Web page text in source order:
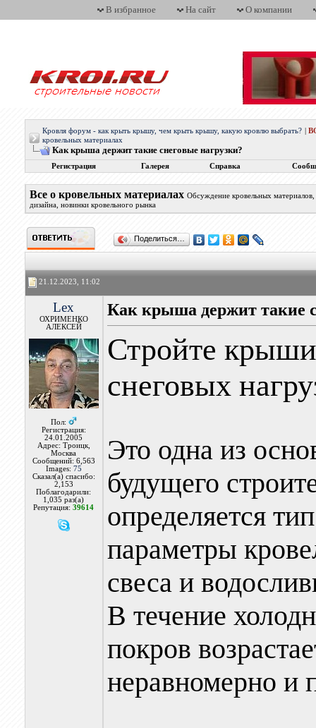
В избранное На сайт О компании
Кровля форум - как крыть крышу, чем крыть крышу, какую кровлю выбрать?
кровельных материалах
Как крыша держит такие снеговые нагрузки?
Регистрация Галерея Справка
Все о кровельных материалах Обсуждение кровельных
дизайна, новинки кровельного рынка
Поделиться…
21.12.2023, 11:02
Lex
ОХРИМЕНКО
АЛЕКСЕЙ
Пол:
Регистрация:
24.01.2005
Адрес: Троицк,
Москва
Сообщений: 6,563
Images: 75
Сказал(а) спасибо:
2,153
Поблагодарили:
1,035 раз(а)
Репутация:39614
Как крыша держит такие
Стройте
снеговых
Это одна из
будущего
определяется
параметры
свеса и
В течение
покров
неравномерно и